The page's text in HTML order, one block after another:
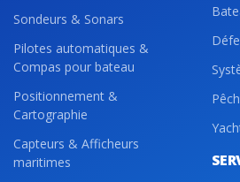
Sondeurs & Sonars
Pilotes automatiques &
Compas pour bateau
Positionnement &
Cartographie
Capteurs & Afficheurs
maritimes